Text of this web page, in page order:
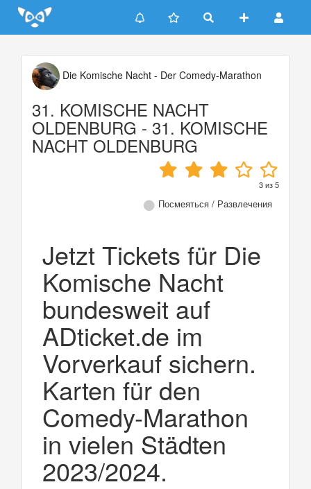
Update cookies preferences
Die Komische Nacht - Der Comedy-Marathon
31. KOMISCHE NACHT
OLDENBURG - 31. KOMISCHE
NACHT OLDENBURG
3из5
Посмеяться / Развлечения
Jetzt Tickets für Die
Komische Nacht
bundesweit auf
ADticket.de im
Vorverkauf sichern.
Karten für den
Comedy-Marathon
in vielen Städten
2023/2024.